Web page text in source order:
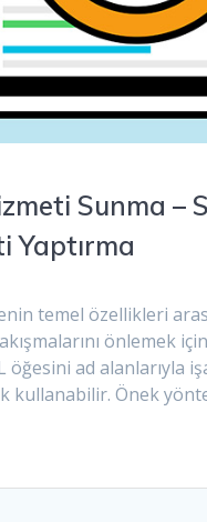
Sunma –
Yaptırma
temel özellikleri
önlemek
ad alanlarıyla
kullanabilir. Önek